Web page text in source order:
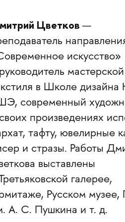
Цветков —
искусство»
мастерской
в Школе
современный
произведениях
тафту, ювелирные
и стразы. Работы
выставлены
галерее,
Русском
А. С. Пушкина и т. д.